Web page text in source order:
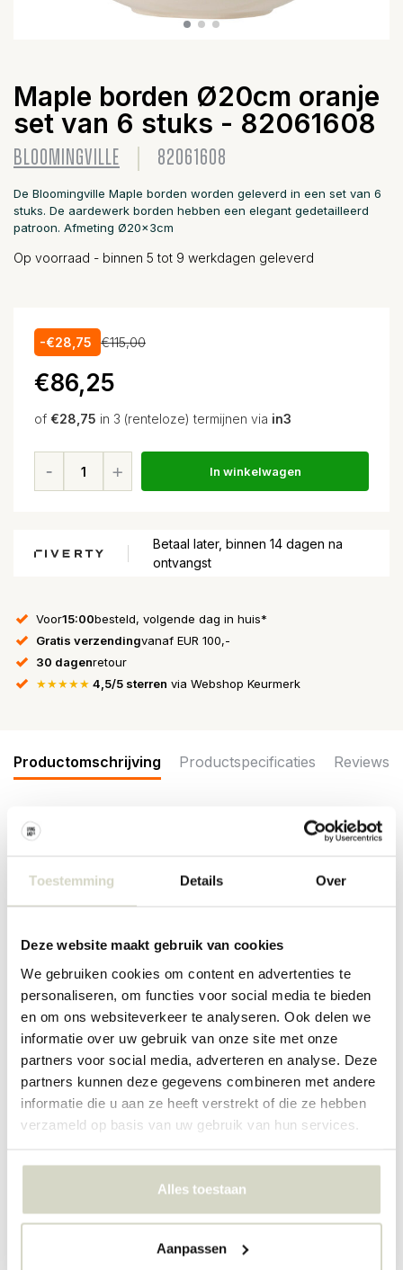
Toestemming Details Over
Deze website maakt gebruik van cookies
We gebruiken cookies om content en advertenties te
personaliseren, om functies voor social media te bieden
en om ons websiteverkeer te analyseren. Ook delen we
informatie over uw gebruik van onze site met onze
partners voor social media, adverteren en analyse. Deze
partners kunnen deze gegevens combineren met andere
informatie die u aan ze heeft verstrekt of die ze hebben
verzameld op basis van uw gebruik van hun services.
Alles toestaan
Aanpassen
Maple borden Ø20cm oranje
set van 6 stuks - 82061608
BLOOMINGVILLE 82061608
De Bloomingville Maple borden worden geleverd in een set van 6
stuks. De aardewerk borden hebben een elegant gedetailleerd
patroon. Afmeting Ø20x3cm
Op voorraad - binnen 5 tot 9 werkdagen geleverd
-€28,75 €115,00
€86,25
of €28,75 in 3 (renteloze) termijnen via in3
In winkelwagen
Betaal later, binnen 14 dagen na
ontvangst
Voor15:00besteld, volgende dag in huis*
Gratis verzendingvanaf EUR 100,-
30 dagenretour
★★★★★ 4,5/5 sterren via Webshop Keurmerk
Productomschrijving Productspecificaties Reviews
De Bloomingville Maple borden worden geleverd in een set van 6
Afmeting: diameter 20 x hoogte 3cm
Kleur: oranje
Overige: geschikt voor in de vaatwasser, oven en magnetron. Per
item kunnen er verschillen zijn.
PRODUCTSPECIFICATIES
Artikelnummer 82061608
SKU 82061608
Reviews
Er zijn nog geen reviews geschreven over dit product..